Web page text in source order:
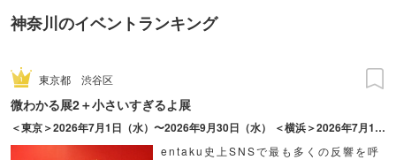
神奈川のイベントランキング
東京都 渋谷区
微わかる展2＋小さいすぎるよ展
＜東京＞2026年7月1日（水）〜2026年9月30日（水） ＜横浜＞2026年7月17日（金）〜2026年10月18日（日）
entaku史上SNSで最も多くの反響を呼